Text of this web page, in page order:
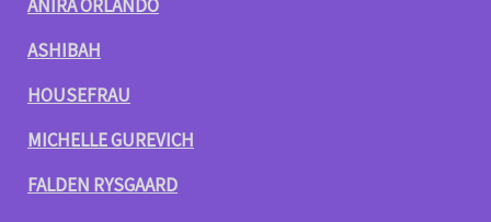
ANIRA ORLANDO
ASHIBAH
HOUSEFRAU
MICHELLE GUREVICH
FALDEN RYSGAARD